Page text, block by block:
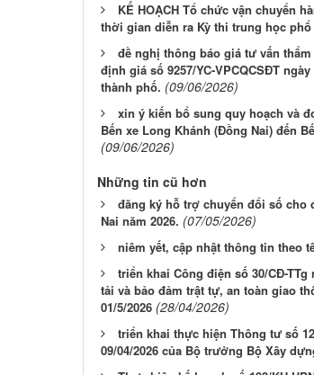
KẾ HOẠCH Tổ chức vận chuyển
thời gian diễn ra Kỳ thi trung học phổ
đề nghị thông báo giá tư vấn
định giá số 9257/YC-VPCQCSĐT
thành phố. (09/06/2026)
xin ý kiến bổ sung quy hoạch và
Bến xe Long Khánh (Đồng Nai) đến
(09/06/2026)
Những tin cũ hơn
đăng ký hỗ trợ chuyển đổi số cho
Nai năm 2026. (07/05/2026)
niêm yết, cập nhật thông tin theo
triển khai Công điện số 30/CĐ-
tải và bảo đảm trật tự, an toàn giao
01/5/2026 (28/04/2026)
triển khai thực hiện Thông tư số
09/04/2026 của Bộ trưởng Bộ Xây